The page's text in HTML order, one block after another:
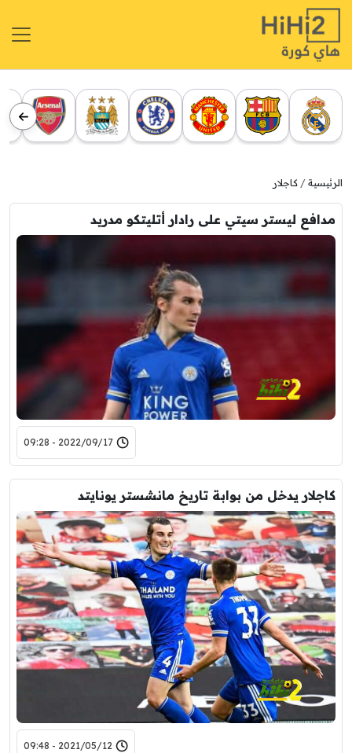
الرئيسية كاجلار
مدافع ليستر سيتي على رادار أتليتكو مدريد
2022/09/17 - 09:28
كاجلار يدخل من بوابة تاريخ مانشستر يونايتد
2021/05/12 - 09:48